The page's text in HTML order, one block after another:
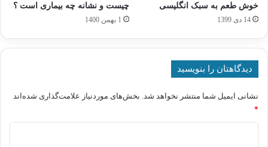
خوش طعم به سبک انگلیسی
14 دی 1399
چیست و نشانه چه بیماری است ؟
1 بهمن 1400
دیدگاهتان را بنویسید
نشانی ایمیل شما منتشر نخواهد شد. بخش‌های موردنیاز علامت‌گذاری شده‌اند
*